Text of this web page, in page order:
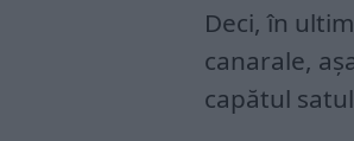
Deci, în
canarale,
capătul